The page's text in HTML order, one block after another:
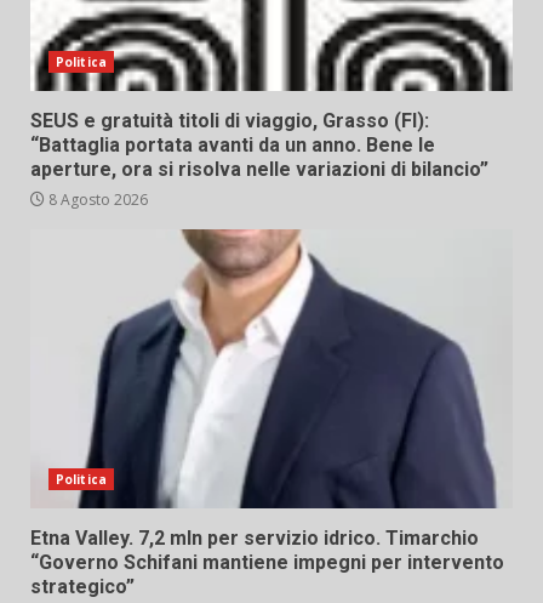
Politica
SEUS e gratuità titoli di viaggio, Grasso (FI):
“Battaglia portata avanti da un anno. Bene le
aperture, ora si risolva nelle variazioni di bilancio”
8 Agosto 2026
Politica
Etna Valley. 7,2 mln per servizio idrico. Timarchio
“Governo Schifani mantiene impegni per intervento
strategico”